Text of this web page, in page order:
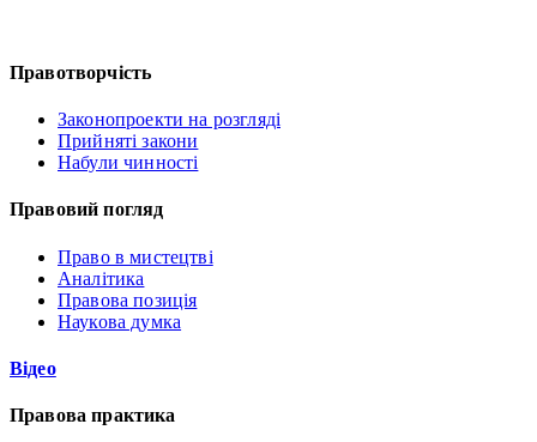
Правотворчість
Законопроекти на розгляді
Прийняті закони
Набули чинності
Правовий погляд
Право в мистецтві
Аналітика
Правова позиція
Наукова думка
Відео
Правова практика